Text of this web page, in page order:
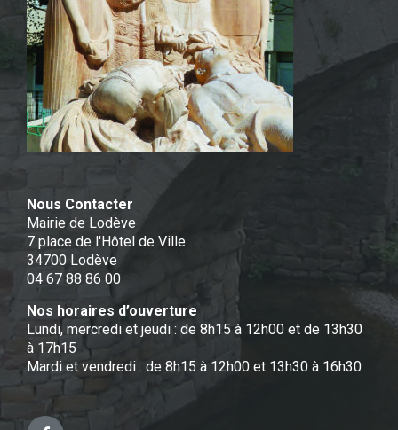
Nous Contacter
Mairie de Lodève
7 place de l'Hôtel de Ville
34700 Lodève
04 67 88 86 00
Nos horaires d’ouverture
Lundi, mercredi et jeudi : de 8h15 à 12h00 et de 13h30
à 17h15
Mardi et vendredi : de 8h15 à 12h00 et 13h30 à 16h30